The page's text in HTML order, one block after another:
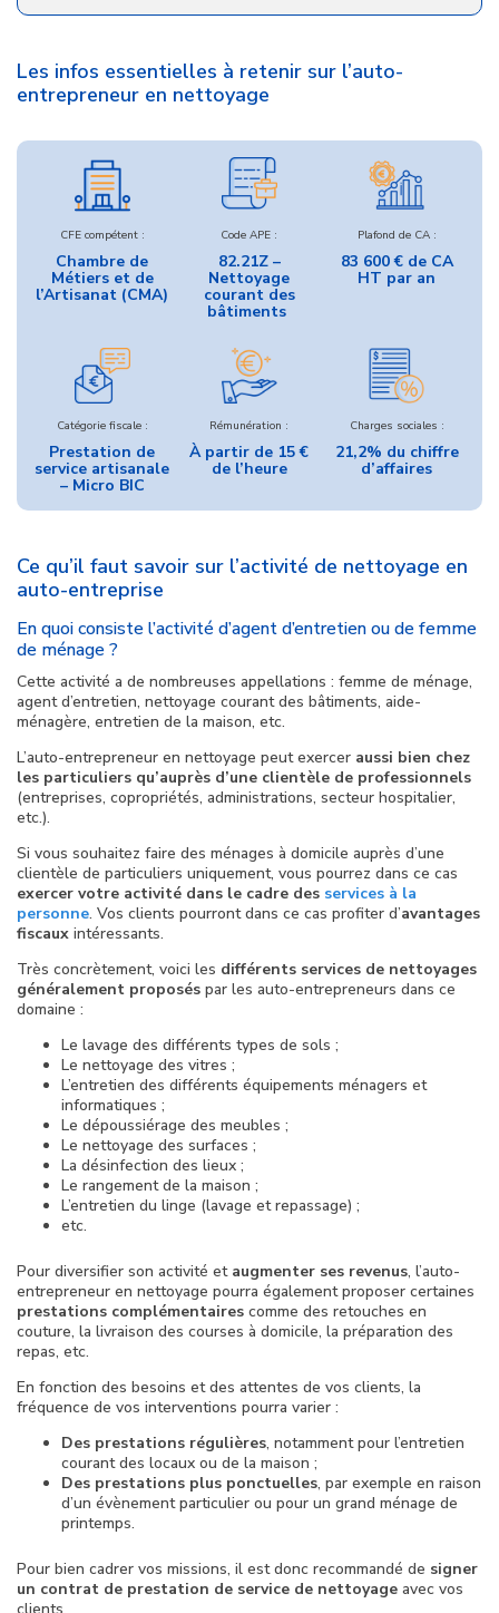
Les infos essentielles à retenir sur l’auto-
entrepreneur en nettoyage
CFE compétent :
Chambre de
Métiers et de
l’Artisanat (CMA)
Code APE :
82.21Z –
Nettoyage
courant des
bâtiments
Plafond de CA :
83 600 € de CA
HT par an
Catégorie fiscale :
Prestation de
service artisanale
– Micro BIC
Rémunération :
À partir de 15 €
de l’heure
Charges sociales :
21,2% du chiffre
d’affaires
Ce qu’il faut savoir sur l’activité de nettoyage en
auto-entreprise
En quoi consiste l’activité d’agent d’entretien ou de femme
de ménage ?
Cette activité a de nombreuses appellations : femme de ménage,
agent d’entretien, nettoyage courant des bâtiments, aide-
ménagère, entretien de la maison, etc.
L’auto-entrepreneur en nettoyage peut exercer aussi bien chez
les particuliers qu’auprès d’une clientèle de professionnels
(entreprises, copropriétés, administrations, secteur hospitalier,
etc.).
Si vous souhaitez faire des ménages à domicile auprès d’une
clientèle de particuliers uniquement, vous pourrez dans ce cas
exercer votre activité dans le cadre des services à la
personne. Vos clients pourront dans ce cas profiter d’avantages
fiscaux intéressants.
Très concrètement, voici les différents services de nettoyages
généralement proposés par les auto-entrepreneurs dans ce
domaine :
Le lavage des différents types de sols ;
Le nettoyage des vitres ;
L’entretien des différents équipements ménagers et
informatiques ;
Le dépoussiérage des meubles ;
Le nettoyage des surfaces ;
La désinfection des lieux ;
Le rangement de la maison ;
L’entretien du linge (lavage et repassage) ;
etc.
Pour diversifier son activité et augmenter ses revenus, l’auto-
entrepreneur en nettoyage pourra également proposer certaines
prestations complémentaires comme des retouches en
couture, la livraison des courses à domicile, la préparation des
repas, etc.
En fonction des besoins et des attentes de vos clients, la
fréquence de vos interventions pourra varier :
Des prestations régulières, notamment pour l’entretien
courant des locaux ou de la maison ;
Des prestations plus ponctuelles, par exemple en raison
d’un évènement particulier ou pour un grand ménage de
printemps.
Pour bien cadrer vos missions, il est donc recommandé de signer
un contrat de prestation de service de nettoyage avec vos